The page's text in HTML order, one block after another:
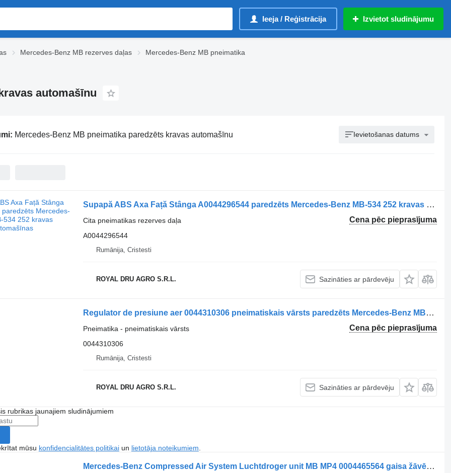
Ieeja / Reģistrācija Izvietot sludinājumu
Mercedes-Benz MB rezerves daļas
Mercedes-Benz MB pneimatika
automašīnu
Mercedes-Benz MB pneimatika paredzēts kravas automašīnu Ievietošanas datums
Supapă ABS Axa Față Stânga A0044296544 paredzēts Mercedes-Benz MB-534 252 kravas automašīnas
Cena pēc pieprasījuma
Cita pneimatikas rezerves daļa
A0044296544
Rumānija, Cristesti
ROYAL DRU AGRO S.R.L. Sazināties ar pārdevēju
Regulator de presiune aer 0044310306 pneimatiskais vārsts paredzēts Mercedes-Benz MB659 kravas automašīnas
Cena pēc pieprasījuma
Pneimatika - pneimatiskais vārsts
0044310306
Rumānija, Cristesti
ROYAL DRU AGRO S.R.L. Sazināties ar pārdevēju
rubrikas jaunajiem sludinājumiem
mūsu konfidencialitātes politikaiun lietotāja noteikumiem
Mercedes-Benz Compressed Air System Luchtdroger unit MB MP4 0004465564 gaisa žāvētājs paredzēts kravas automašīnas